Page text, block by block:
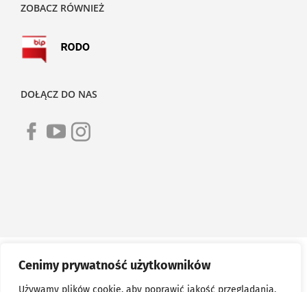
Cenimy prywatność użytkowników
Używamy plików cookie, aby poprawić jakość przeglądania,
ZOBACZ RÓWNIEŻ
DOŁĄCZ DO NAS